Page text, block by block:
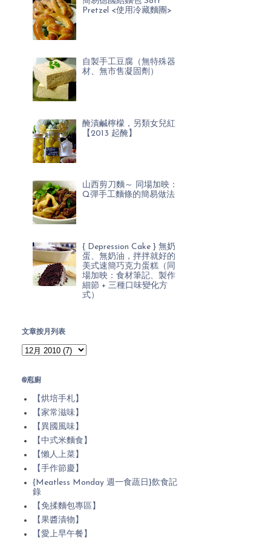
Pretzel <使用冷藏麵團>
自製手工豆腐（無特殊器
材、無市售凝固劑）
醃漬鹹檸檬，另類女兒紅
【2013 起醃】
山西剪刀麵～ 同場加映：
Q彈手工麵條的簡易做法
{ Depression Cake } 無奶
蛋、無奶油，拌拌就好的
美式速簡巧克力蛋糕（同
場加映：食材筆記、製作
細節 + 三種口味變化方
式）
文章按月列表
@庖廚
【烘培手札】
【家常滋味】
【異國風味】
【中式米麵食】
【懶人上菜】
【手作節慶】
{Meatless Monday 週一食蔬日}飲食記
錄
【免揉麵包專區】
【果醬漬物】
【愛上早午餐】